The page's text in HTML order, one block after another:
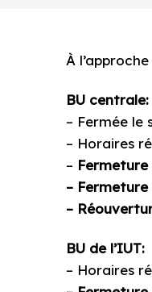
À
BU centrale:
– Fermée le
– Horaires
–
–
–
BU de l’IUT:
– Horaires